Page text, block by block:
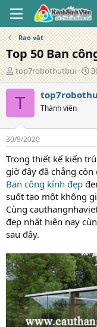
Rao vặt
Top 50 Ban
T
á
c
ả
top7robothutbui
N
g
à
g
T Thành viên
30/9/2020
Trong thiết kế kiến
giờ đây đã chẳng
Ban công kính đẹp
suốt tạo một không
Cùng
đẹp nhất hiện nay
sau đây.